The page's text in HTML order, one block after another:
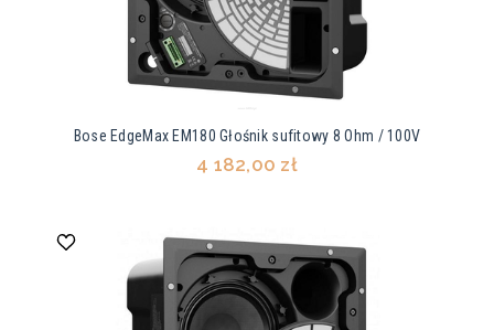
Bose EdgeMax EM180 Głośnik sufitowy 8 Ohm / 100V
4 182,00 zł